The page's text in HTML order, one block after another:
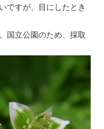
ですが、目にしたとき
国立公園のため、採取